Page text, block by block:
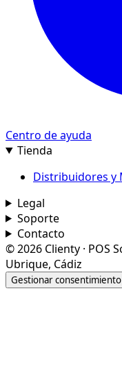
Centro de ayuda
Tienda
Distribuidores y
Legal
Soporte
Contacto
© 2026 Clienty · POS
Ubrique, Cádiz
Gestionar consentimiento